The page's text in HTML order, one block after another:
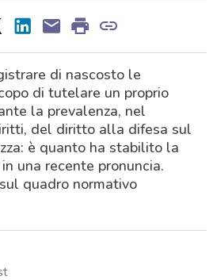
di nascosto le
di tutelare un proprio
la prevalenza, nel
del diritto alla difesa sul
è quanto ha stabilito la
una recente pronuncia.
quadro normativo